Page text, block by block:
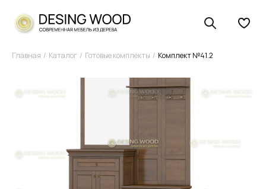
Главная Каталог Готовые комплекты Комплект №41.2